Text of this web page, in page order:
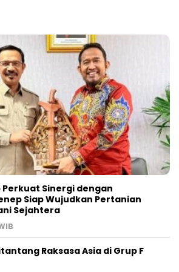
Sinergi dengan
Siap Wujudkan Pertanian
Sejahtera
Raksasa Asia di Grup F